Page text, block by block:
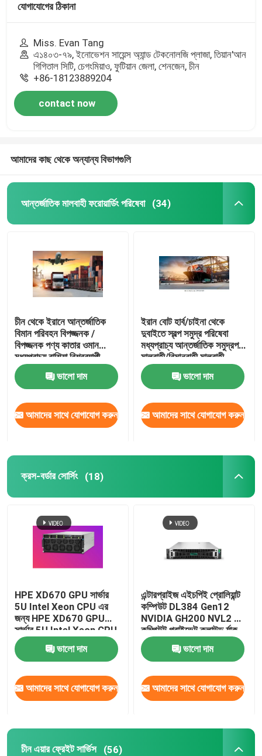
বাড়ি
ভিডিও
যোগাযোগের ঠিকানা
Miss. Evan Tang
এ১৪০৩-৭৯, ইনোভেশন সায়েন্স অ্যান্ড টেকনোলজি প্লাজা, তিয়ান'আন
গিগিতাল সিটি, চেগংমিয়াও, ফুটিয়ান জেলা, শেনজেন, চীন
+86-18123889204
contact now
আমাদের কাছ থেকে অন্যান্য বিভাগগুলি
আন্তর্জাতিক মালবাহী ফরোয়ার্ডিং পরিষেবা (34)
চীন থেকে ইরানে আন্তর্জাতিক
বিমান পরিবহন বিপজ্জনক /
বিপজ্জনক পণ্য কাতার ওমান
মধ্যপ্রাচ্য রাশিয়া বিশ্বব্যাপী
ভালো দাম
আমাদের সাথে যোগাযোগ করুন
ইরান বোট হার্ব/চাইনা থেকে
দুবাইতে স্বল্প সমুদ্র পরিষেবা
মধ্যপ্রাচ্য আন্তর্জাতিক সমুদ্রপথে
মালবাহী/বিমানবাহী মালবাহী
ভালো দাম
আমাদের সাথে যোগাযোগ করুন
ক্রস-বর্ডার সোর্সিং (18)
HPE XD670 GPU সার্ভার
5U Intel Xeon CPU এর
জন্য HPE XD670 GPU
সার্ভার 5U Intel Xeon CPU
এর জন্য Nvidia NV H100
H200 H800 PCIE/SXM
Nvlink AI সুপারকম্পিউটিং কেস
ভালো দাম
আমাদের সাথে যোগাযোগ করুন
এন্টারপ্রাইজ এইচপিই প্রোলিয়ান্ট
কম্পিউট DL384 Gen12
NVIDIA GH200 NVL2 ফ্রি
কম্পিউট প্রাইভেট ক্লাউড র্যাক
মাউন্ট জিপিইউ এআই সার্ভার
ভালো দাম
আমাদের সাথে যোগাযোগ করুন
চীন এয়ার ফ্রেইট সার্ভিস (56)